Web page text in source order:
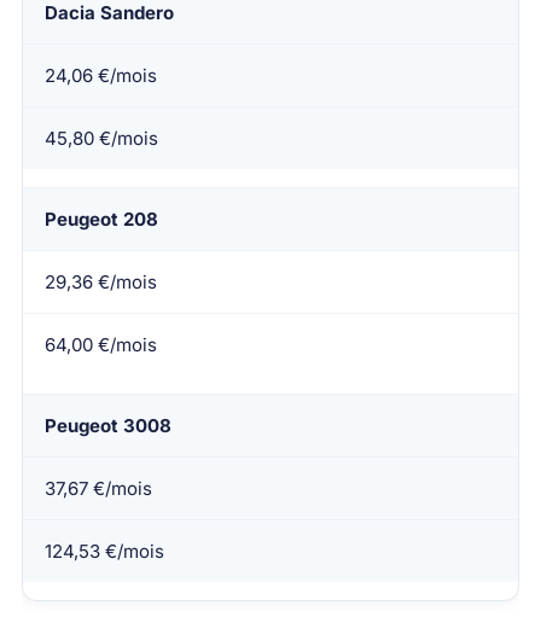
Dacia Sandero
24,06 €/mois
45,80 €/mois
Peugeot 208
29,36 €/mois
64,00 €/mois
Peugeot 3008
37,67 €/mois
124,53 €/mois